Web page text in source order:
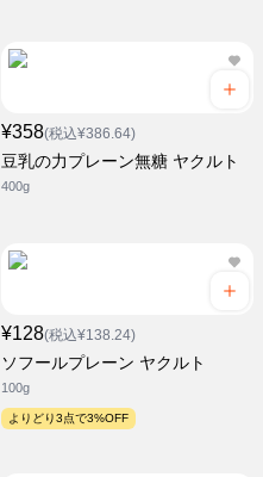
¥358(税込¥386.64)
豆乳の力プレーン無糖 ヤクルト
400g
¥128(税込¥138.24)
ソフールプレーン ヤクルト
100g
よりどり3点で3%OFF